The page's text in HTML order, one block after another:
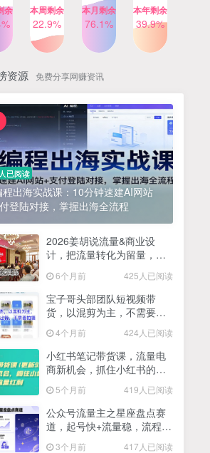
AI商业编程智能体开发课：
掌握LangChain+LangGraph
构建多智能体协同架构的核
4个月前 417人已阅读
盟费｜红颜搭全国城市代理商招募正式启动！
利突破特训营25年12月线下课，系统性的深度剖析电商企业经营之道，打造电商标准化运营体系
逊漏洞，免去店铺月租，一个流量大竞争小，让你有机会成大卖的赛道
零撸项目，一部手机就可以操作，20秒一单，零投入纯薅羊毛，无门槛，一天200+【揭秘】
伴项目玩法，聊聊天就有收益的项目，一个月收益5000+
！答案之书网页版，全新玩法，搭配文档和网页，日入1k+零门槛小白首选副业
小红书女粉新玩法，公域转私域变现，日轻松变现2张+，5分钟简单复制好上手
内衣暴利玩法，冷门赛道，日入1k+
就能做的项目，一天轻松300+，操作简单上手快
百家号AI图文掘金，手机操作单号月入4-5位数，低门槛【附指令+工具】
情感文案项目玩法，单月涨粉3000+，新手小白也能做
余 本周剩余
22.9%
本月剩余
76.1%
本年剩余
39.9%
资源 免费分享网赚资讯
已阅读
程出海实战课：10分钟速建AI网站
登陆对接，掌握出海全流程
2026姜胡说流量&商业设
计，把流量转化为留量，设
6个月前 425人已阅读
宝子哥头部团队短视频带
货，以混剪为主，不需要真
26年3月】
4个月前 424人已阅读
小红书笔记带货课，流量电
商新机会，抓住小红书的流
5个月前 419人已阅读
公众号流量主之星座盘点赛
道，起号快+流量稳，流程简
3个月前 417人已阅读